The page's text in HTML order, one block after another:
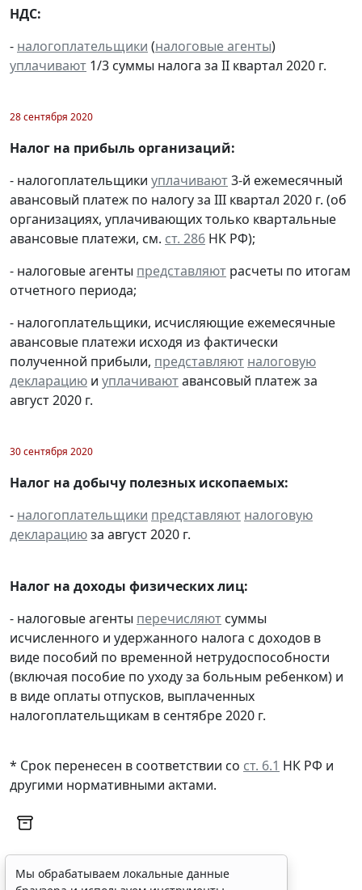
НДС:
- налогоплательщики (налоговые агенты)
уплачивают 1/3 суммы налога за II квартал 2020 г.
28 сентября 2020
Налог на прибыль организаций:
- налогоплательщики уплачивают3-й ежемесячный
авансовый платеж по налогу за III квартал 2020 г. (об
организациях, уплачивающих только квартальные
авансовые платежи, см. ст. 286 НК РФ);
- налоговые агенты представляют расчеты по итогам
отчетного периода;
- налогоплательщики, исчисляющие ежемесячные
авансовые платежи исходя из фактически
полученной прибыли, представляют налоговую
декларацию и уплачиваютавансовый платеж за
август 2020 г.
30 сентября 2020
Налог на добычу полезных ископаемых:
- налогоплательщики представляют налоговую
декларациюза август 2020 г.
Налог на доходы физических лиц:
- налоговые агенты перечисляют суммы
исчисленного и удержанного налога с доходов в
виде пособий по временной нетрудоспособности
(включая пособие по уходу за больным ребенком) и
в виде оплаты отпусков, выплаченных
налогоплательщикам в сентябре 2020 г.
* Срок перенесен в соответствии со ст. 6.1 НК РФ и
другими нормативными актами.
Мы обрабатываем локальные данные